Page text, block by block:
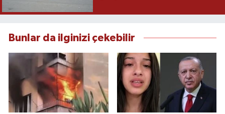
Bunlar da ilginizi çekebilir